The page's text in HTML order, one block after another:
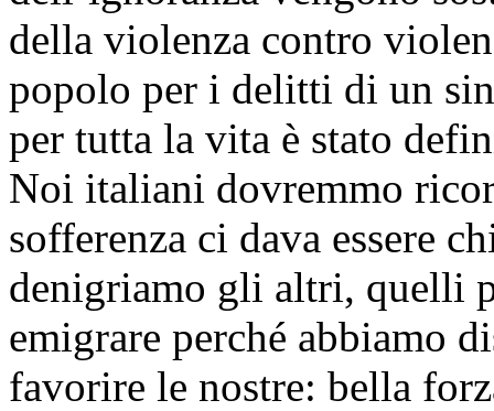
della violenza contro
popolo per i delitti di un
per tutta la vita è stato
Noi italiani dovremmo
sofferenza ci dava essere
denigriamo gli altri, quelli
emigrare perché abbiamo
favorire le nostre: bella